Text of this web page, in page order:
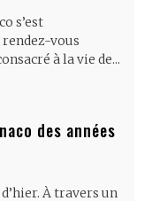
s’est
vous
à la vie de...
des années
À travers un